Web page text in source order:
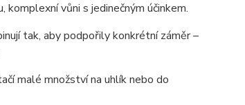
vůni s jedinečným účinkem.
tak, aby podpořily konkrétní záměr –
malé množství na uhlík nebo do